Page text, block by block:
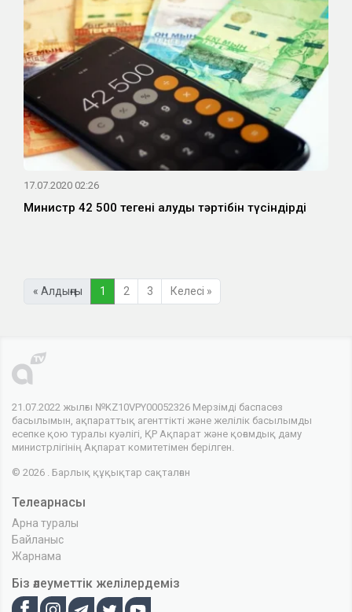
17.07.2020 02:26
Министр 42 500 теңгені алудың тәртібін түсіндірді
« Алдыңғы 1 2 3 Келесі »
21.07.2022 жылғы №KZ10VPY00052326 Мерзімді баспасөз
басылымын, ақпараттық агенттікті және желілік басылымды
есепке қою туралы куәлігі, ҚР Ақпарат және қоғамдық даму
министрлігінің Ақпарат комитетімен берілген.
© 2026 . Барлық құқықтар сақталған
Телеарнасы
Арна туралы
Байланыс
Жарнама
Біз әлеуметтік желілердеміз